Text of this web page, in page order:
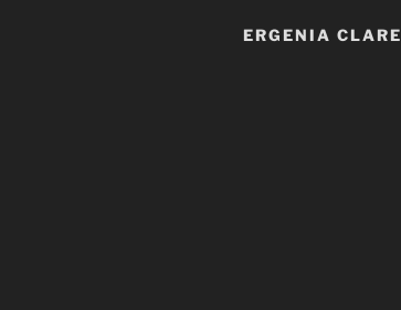
ERGENIA CLARE